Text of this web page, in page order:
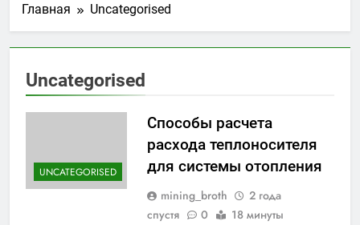
Главная Uncategorised
Uncategorised
UNCATEGORISED
Способы расчета
расхода теплоносителя
для системы отопления
mining_broth
2 года
спустя
0 18 минуты